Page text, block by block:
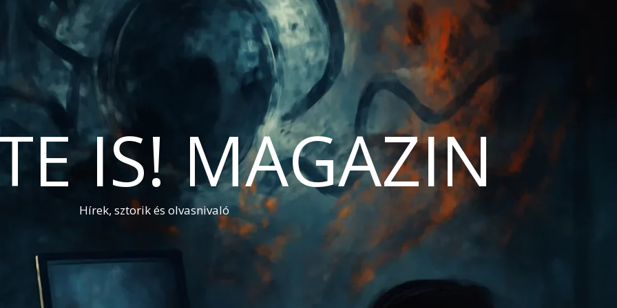
IS! MAGAZIN
Hírek, sztorik és olvasnivaló